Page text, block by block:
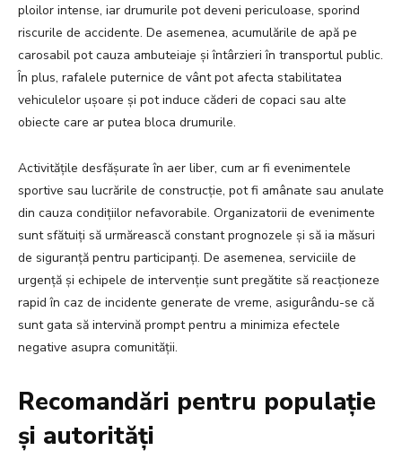
ploilor intense, iar drumurile pot deveni periculoase, sporind
riscurile de accidente. De asemenea, acumulările de apă pe
carosabil pot cauza ambuteiaje și întârzieri în transportul public.
În plus, rafalele puternice de vânt pot afecta stabilitatea
vehiculelor ușoare și pot induce căderi de copaci sau alte
obiecte care ar putea bloca drumurile.
Activitățile desfășurate în aer liber, cum ar fi evenimentele
sportive sau lucrările de construcție, pot fi amânate sau anulate
din cauza condițiilor nefavorabile. Organizatorii de evenimente
sunt sfătuiți să urmărească constant prognozele și să ia măsuri
de siguranță pentru participanți. De asemenea, serviciile de
urgență și echipele de intervenție sunt pregătite să reacționeze
rapid în caz de incidente generate de vreme, asigurându-se că
sunt gata să intervină prompt pentru a minimiza efectele
negative asupra comunității.
Recomandări pentru populație
și autorități